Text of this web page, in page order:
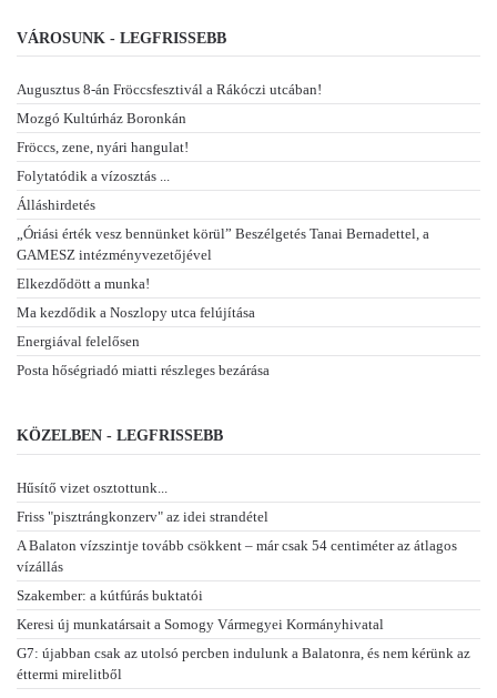
VÁROSUNK - LEGFRISSEBB
Augusztus 8-án Fröccsfesztivál a Rákóczi utcában!
Mozgó Kultúrház Boronkán
Fröccs, zene, nyári hangulat!
Folytatódik a vízosztás ...
Álláshirdetés
„Óriási érték vesz bennünket körül” Beszélgetés Tanai Bernadettel, a
GAMESZ intézményvezetőjével
Elkezdődött a munka!
Ma kezdődik a Noszlopy utca felújítása
Energiával felelősen
Posta hőségriadó miatti részleges bezárása
KÖZELBEN - LEGFRISSEBB
Hűsítő vizet osztottunk...
Friss "pisztrángkonzerv" az idei strandétel
A Balaton vízszintje tovább csökkent – már csak 54 centiméter az átlagos
vízállás
Szakember: a kútfúrás buktatói
Keresi új munkatársait a Somogy Vármegyei Kormányhivatal
G7: újabban csak az utolsó percben indulunk a Balatonra, és nem kérünk az
éttermi mirelitből